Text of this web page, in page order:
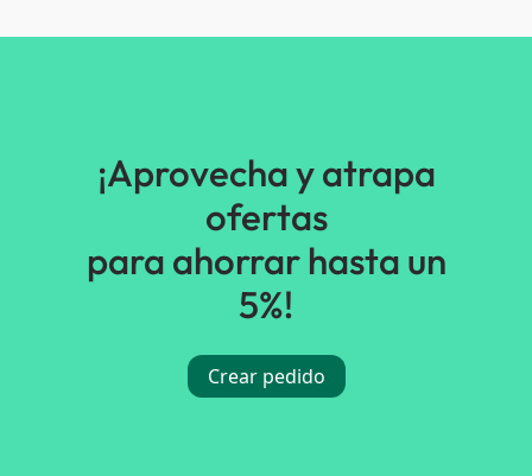
¡Aprovecha y atrapa
ofertas
para ahorrar hasta un
5%!
Crear pedido